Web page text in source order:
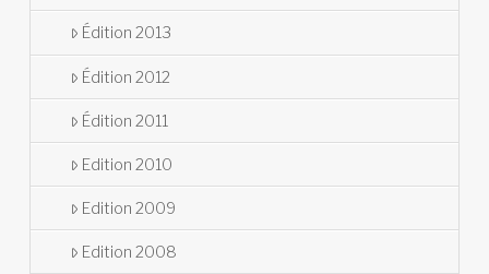
Édition 2013
Édition 2012
Édition 2011
Edition 2010
Edition 2009
Edition 2008